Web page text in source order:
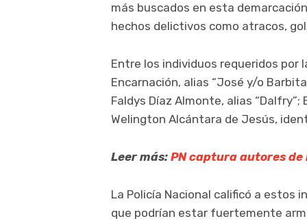
más buscados en esta
hechos delictivos como atracos,
Entre los individuos requeridos
Encarnación, alias “José y/o
Faldys Díaz Almonte, alias
Welington Alcántara de Jesús,
Leer más: PN captura autores de
La Policía Nacional calificó a estos
que podrían estar fuertemente